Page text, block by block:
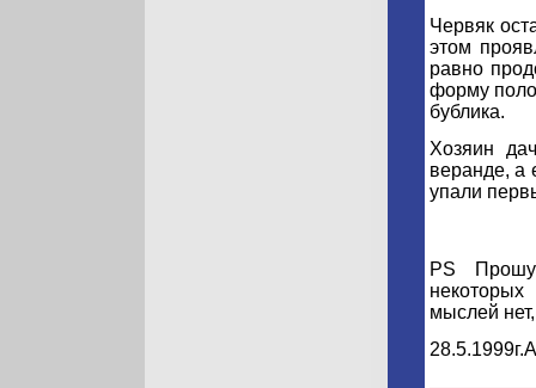
Червяк
этом
равно
форму
бублика.
Хозяин
веранде, а
упали
PS
мыслей